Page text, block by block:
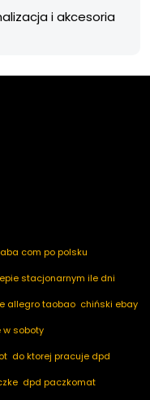
i akcesoria
com po polsku
stacjonarnym ile dni
allegro taobao chiński ebay
w soboty
do ktorej pracuje dpd
dpd paczkomat